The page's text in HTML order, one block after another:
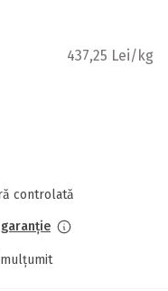
437,25 Lei/kg
controlată